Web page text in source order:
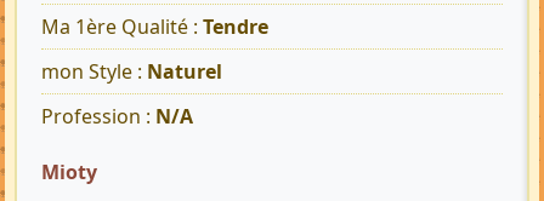
Ma 1ère Qualité : Tendre
mon Style : Naturel
Profession : N/A
Mioty